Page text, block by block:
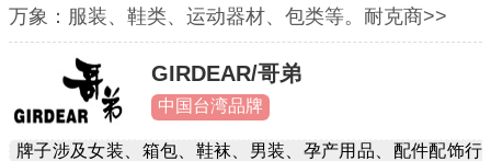
万象：服装、鞋类、运动器材、包类等。耐克商>>
GIRDEAR/哥弟
中国台湾品牌
牌子涉及女装、箱包、鞋袜、男装、孕产用品、配件配饰行